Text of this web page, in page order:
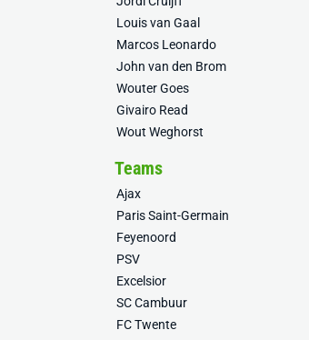
Louis van Gaal
Marcos Leonardo
John van den Brom
Wouter Goes
Givairo Read
Wout Weghorst
Teams
Ajax
Paris Saint-Germain
Feyenoord
PSV
Excelsior
SC Cambuur
FC Twente